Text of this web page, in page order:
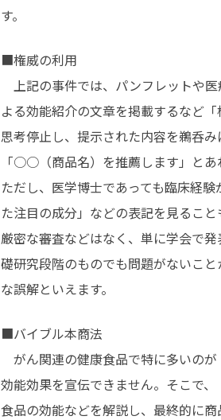
す。
■権威の利用
上記の事件では、パンフレットや
よる効能紹介の文章を掲載するなど
思考停止し、提示された内容を鵜呑
「○○（商品名）を推薦します」とあ
ただし、医学博士であっても臨床経
た注目の成分」などの表記を見るこ
厳密な審査などはなく、単に学会で
礎研究段階のものでも問題がないこ
な誤解といえます。
■バイブル本商法
がん関連の健康食品で特に多いの
効能効果を宣伝できません。そこで
食品の効能などを解説し、最終的に